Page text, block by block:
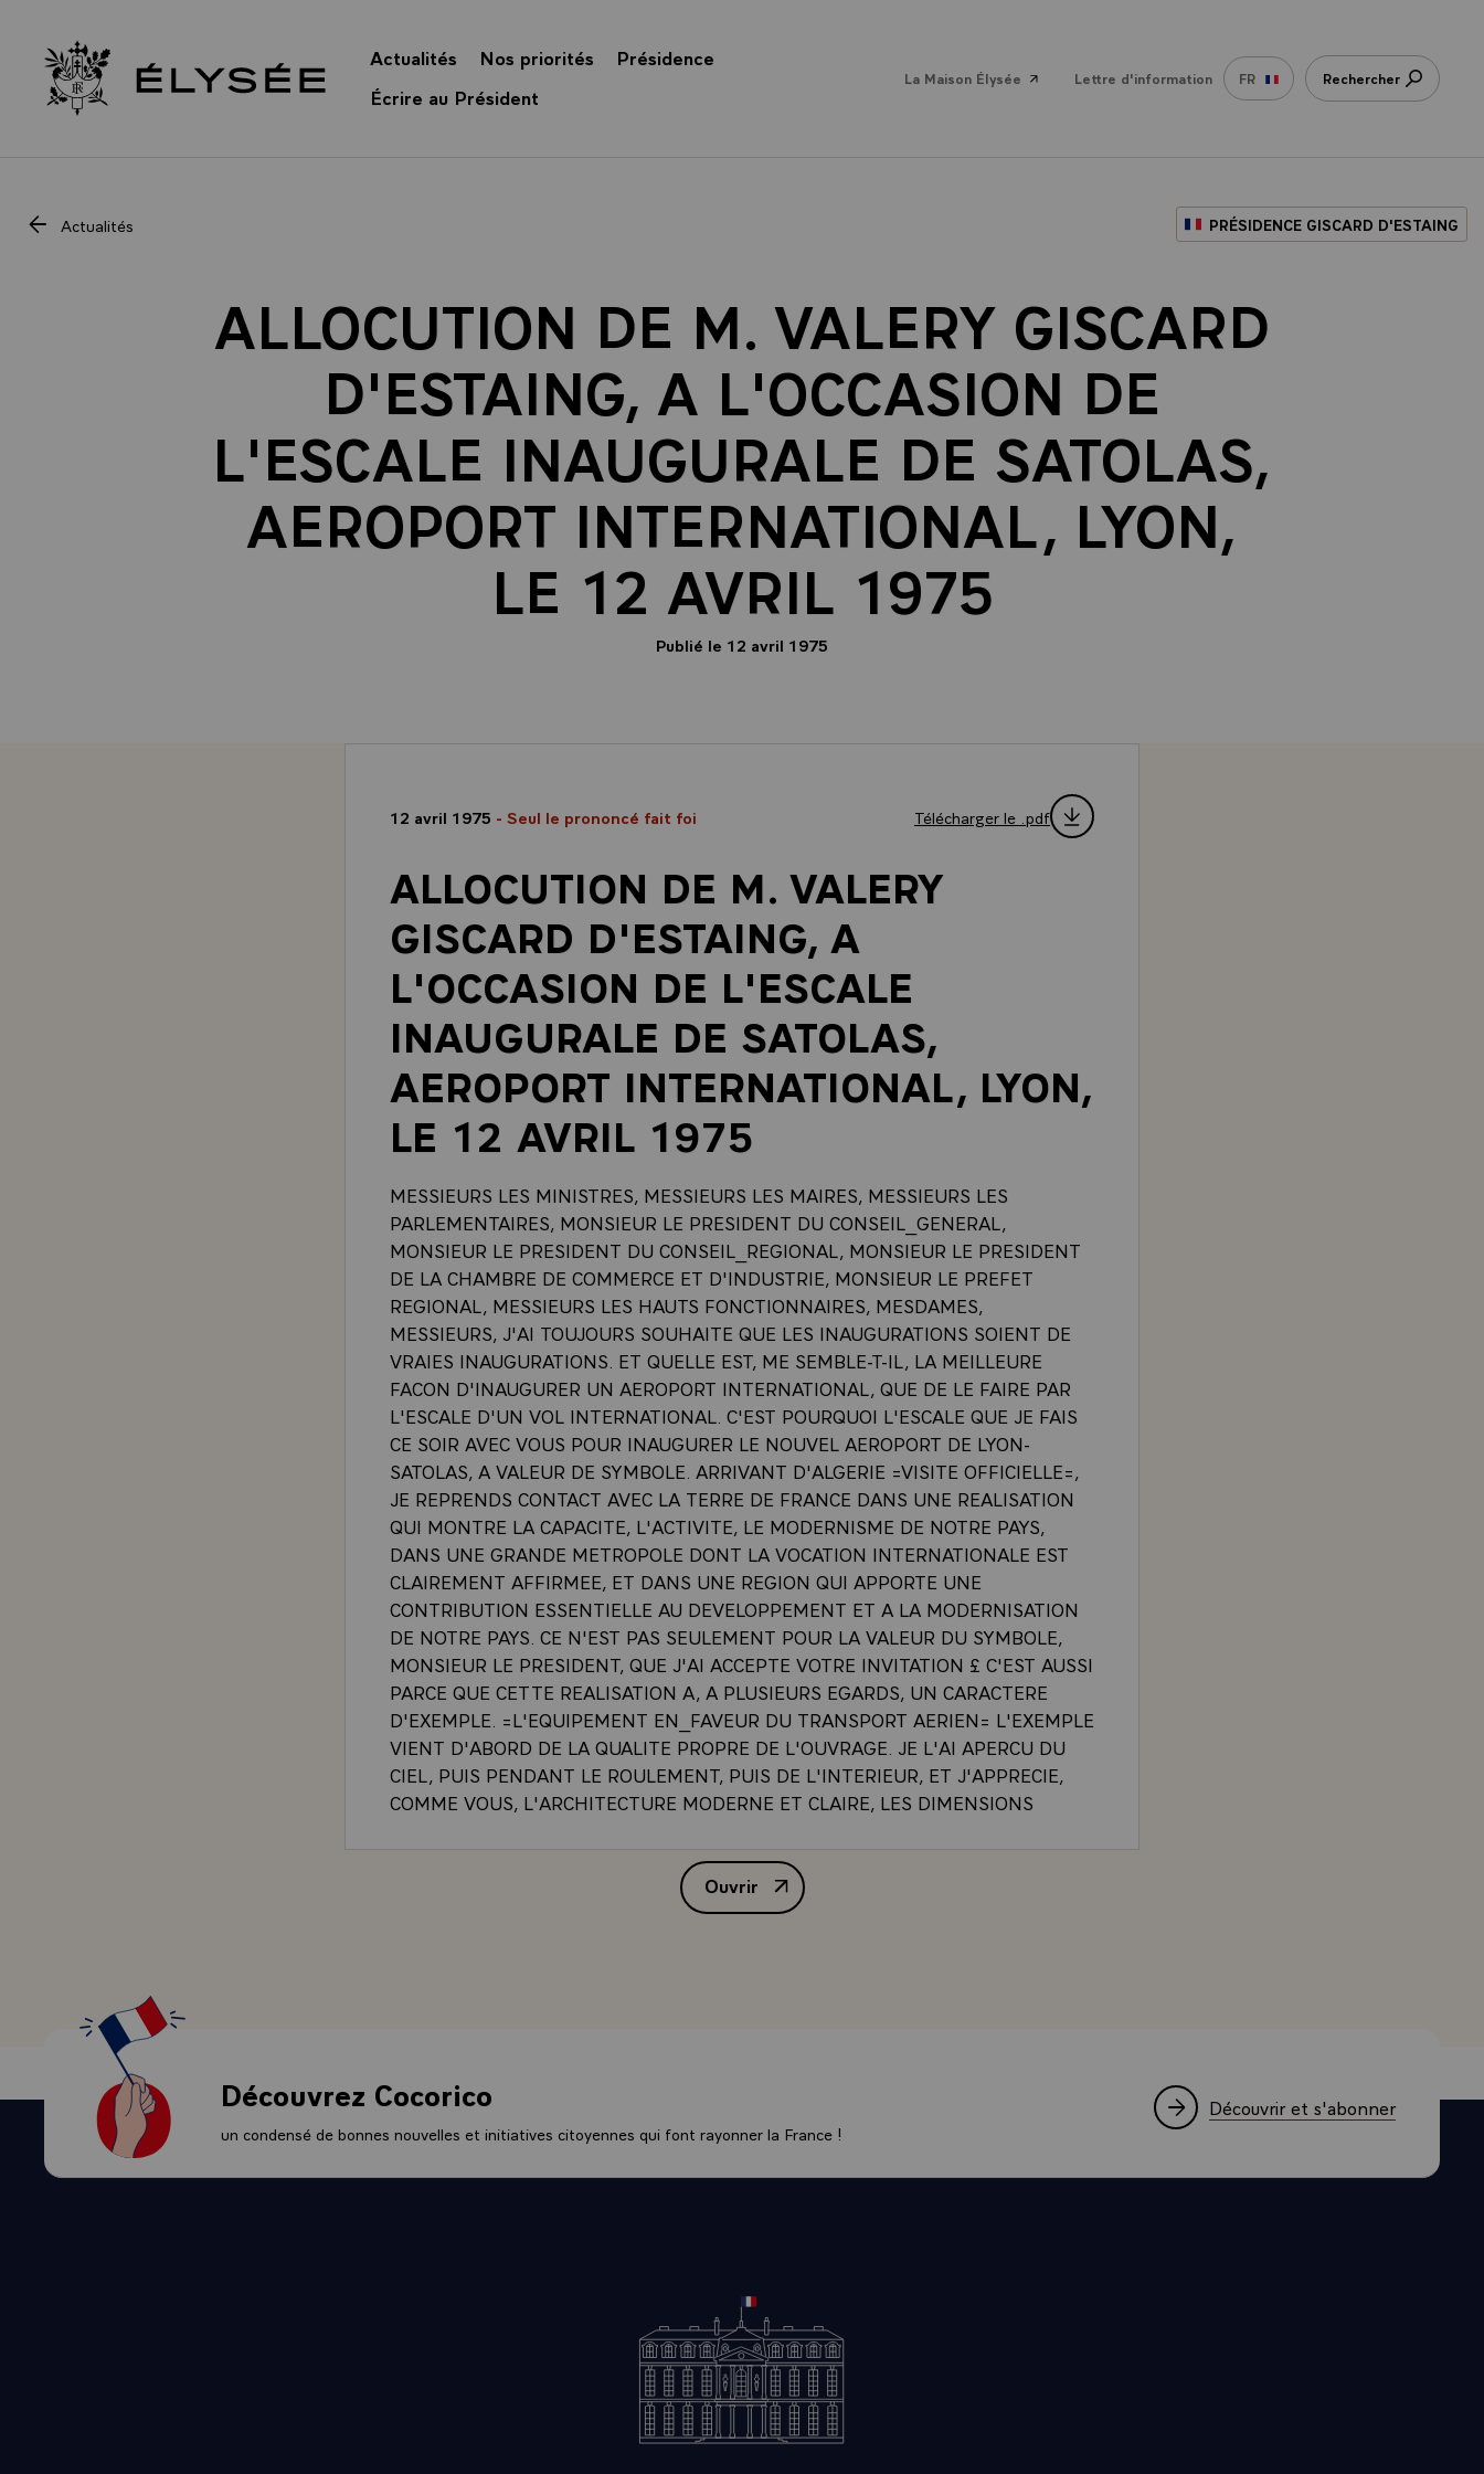
Retour à l’accueil Élysée
Actualités Nos priorités
Présidence
Écrire au Président
La Maison Élysée Lettre d'information FR Rechercher
Actualités PRÉSIDENCE GISCARD D'ESTAING
ALLOCUTION DE M. VALERY GISCARD
D'ESTAING, A L'OCCASION DE
L'ESCALE INAUGURALE DE SATOLAS,
AEROPORT INTERNATIONAL, LYON,
LE 12 AVRIL 1975
Publié le 12 avril 1975
12 avril 1975 - Seul le prononcé fait foi Télécharger le .pdf
ALLOCUTION DE M. VALERY
GISCARD D'ESTAING, A
L'OCCASION DE L'ESCALE
INAUGURALE DE SATOLAS,
AEROPORT INTERNATIONAL, LYON,
LE 12 AVRIL 1975
MESSIEURS LES MINISTRES, MESSIEURS LES MAIRES, MESSIEURS LES
PARLEMENTAIRES, MONSIEUR LE PRESIDENT DU CONSEIL_GENERAL,
MONSIEUR LE PRESIDENT DU CONSEIL_REGIONAL, MONSIEUR LE PRESIDENT
DE LA CHAMBRE DE COMMERCE ET D'INDUSTRIE, MONSIEUR LE PREFET
REGIONAL, MESSIEURS LES HAUTS FONCTIONNAIRES, MESDAMES,
MESSIEURS, J'AI TOUJOURS SOUHAITE QUE LES INAUGURATIONS SOIENT DE
VRAIES INAUGURATIONS. ET QUELLE EST, ME SEMBLE-T-IL, LA MEILLEURE
FACON D'INAUGURER UN AEROPORT INTERNATIONAL, QUE DE LE FAIRE PAR
L'ESCALE D'UN VOL INTERNATIONAL. C'EST POURQUOI L'ESCALE QUE JE FAIS
CE SOIR AVEC VOUS POUR INAUGURER LE NOUVEL AEROPORT DE LYON-
SATOLAS, A VALEUR DE SYMBOLE. ARRIVANT D'ALGERIE =VISITE OFFICIELLE=,
JE REPRENDS CONTACT AVEC LA TERRE DE FRANCE DANS UNE REALISATION
QUI MONTRE LA CAPACITE, L'ACTIVITE, LE MODERNISME DE NOTRE PAYS,
DANS UNE GRANDE METROPOLE DONT LA VOCATION INTERNATIONALE EST
CLAIREMENT AFFIRMEE, ET DANS UNE REGION QUI APPORTE UNE
CONTRIBUTION ESSENTIELLE AU DEVELOPPEMENT ET A LA MODERNISATION
DE NOTRE PAYS. CE N'EST PAS SEULEMENT POUR LA VALEUR DU SYMBOLE,
MONSIEUR LE PRESIDENT, QUE J'AI ACCEPTE VOTRE INVITATION £ C'EST AUSSI
PARCE QUE CETTE REALISATION A, A PLUSIEURS EGARDS, UN CARACTERE
D'EXEMPLE. =L'EQUIPEMENT EN_FAVEUR DU TRANSPORT AERIEN= L'EXEMPLE
VIENT D'ABORD DE LA QUALITE PROPRE DE L'OUVRAGE. JE L'AI APERCU DU
CIEL, PUIS PENDANT LE ROULEMENT, PUIS DE L'INTERIEUR, ET J'APPRECIE,
COMME VOUS, L'ARCHITECTURE MODERNE ET CLAIRE, LES DIMENSIONS
EXTENSION PAR ETAPES AU_FUR_ET_A-MESURE DU DEVELOPPEMENT DU
TRAFIC ET J'APPRECIE AUSSI, QUE CET AEROPORT SOIT SITUE AU-SEIN DE
CETTE ZONE VERTE QUE VOUS ALLEZ PRESERVER DANS LA REGION, CE QUI
ESTHETIQUE QUI FAIT PARTIE DES EXIGENCES DE NOTRE MANIERE DE VIVRE
FRANCAISE, ET QUI FAIT AUSSI PARTIE DES EXIGENCES DE LA QUALITE_DE_VIE
LE DEPARTEMENT DU RHONE. CHACUN DANS SON DOMAINE, COMME VOUS
L'AVEZ DIT, QU'IL S'AGISSE DES RESPONSABLES NATIONAUX,
DEPARTEMENTAUX, MUNICIPAUX OU CONSULAIRES, ONT UNI LEURS MOYENS
ET LEUR VOLONTE POUR QUE CETTE OEUVRE SOIT ACCOMPLIE EXACTEMENT
DANS LES DELAIS ET AU COUT PREVUS. CETTE SOLIDARITE SE MANIFESTE A
NOUVEAU DANS LA "CONFERENCE DE REGION URBAINE" ET DANS LES
Ouvrir
ALLOCUTION DE M. VALERY GISCARD D'ESTAING, A L'OCCASION DE L'ESCALE
Découvrez Cocorico
un condensé de bonnes nouvelles et initiatives citoyennes qui font rayonner la France !
Découvrir et s'abonner